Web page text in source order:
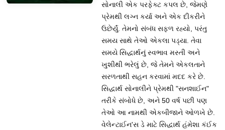
સોનાલી એક પરફેક્ટ કપલ છે, જેમણે
પ્રેમથી લગ્ન કર્યા અને એક દીકરીને
ઉછેર્યું. તેમનો સંબંધ સફળ રહ્યો, પરંતુ
સમય સાથે તેઓ એકલા પડ્યા. તેવા
સમયે સિદ્ધાર્થનું સ્વભાવ મસ્તી અને
ખુશીથી ભરેલું છે, જે તેમને એકલતાને
સરળતાથી સહન કરવામાં મદદ કરે છે.
સિદ્ધાર્થ સોનાલીને પ્રેમથી "સનશાઈન"
તરીકે સંબોધે છે, અને 50 વર્ષ પછી પણ
તેઓ આ નામથી એકબીજાને ઓળખે છે.
વેલેન્ટાઈન'સ ડે માટે સિદ્ધાર્થ હંમેશા કંઈક